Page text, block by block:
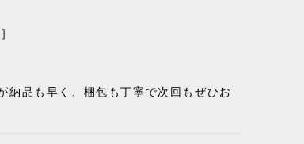
納品も早く、梱包も丁寧で次回もぜひお